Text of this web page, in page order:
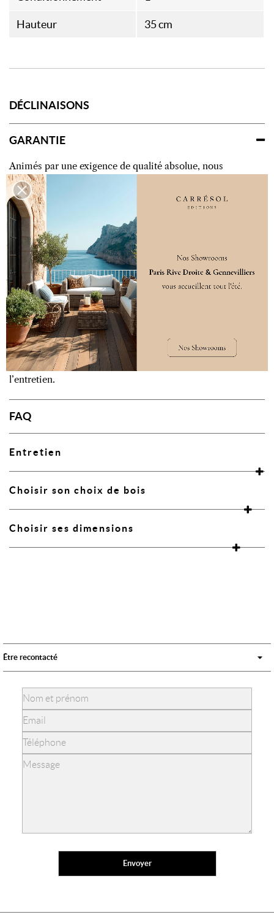
Hauteur 35 cm
DÉCLINAISONS
GARANTIE
Animés par une exigence de qualité absolue, nous
supervisons avec soin chaque étape du processus de
fabrication, depuis la sélection des essences
jusqu’aux finitions les plus délicates. Cette attention
constante portée au détail nous permet de garantir
des créations à la hauteur de vos exigences. Nos
maîtres artisans au sein de nos ateliers subliment la
matière avec une maîtrise technique sans pareil.
Ce cercle de confiance nous permet de vous offrir
des créations d’exception, dont la longévité peut
s’étendre de dix ans à toute une vie, selon l’usage et
l’entretien.
FAQ
Entretien
Choisir son choix de bois
Choisir ses dimensions